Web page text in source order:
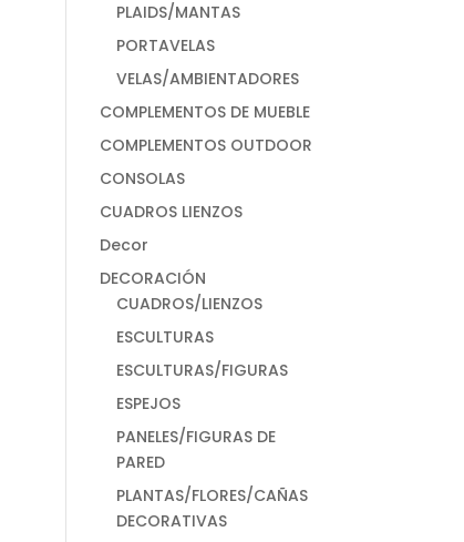
PLAIDS/MANTAS
PORTAVELAS
VELAS/AMBIENTADORES
COMPLEMENTOS DE MUEBLE
COMPLEMENTOS OUTDOOR
CONSOLAS
CUADROS LIENZOS
Decor
DECORACIÓN
CUADROS/LIENZOS
ESCULTURAS
ESCULTURAS/FIGURAS
ESPEJOS
PANELES/FIGURAS DE
PARED
PLANTAS/FLORES/CAÑAS
DECORATIVAS